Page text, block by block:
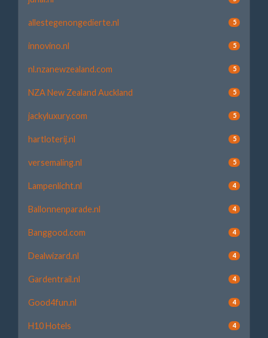
allestegenongedierte.nl 5
innovino.nl 5
nl.nzanewzealand.com 5
NZA New Zealand Auckland 5
jackyluxury.com 5
hartloterij.nl 5
versemaling.nl 5
Lampenlicht.nl 4
Ballonnenparade.nl 4
Banggood.com 4
Dealwizard.nl 4
Gardentrail.nl 4
Good4fun.nl 4
H10 Hotels 4